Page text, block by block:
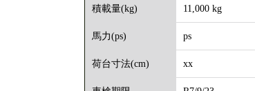
積載量(kg) 11,000 kg
馬力(ps) ps
荷台寸法(cm) xx